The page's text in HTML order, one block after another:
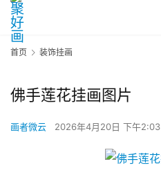
首页 装饰挂画
佛手莲花挂画图片
画者微云 2026年4月20日 下午2:03